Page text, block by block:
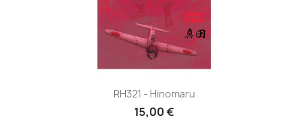
RH321 - Hinomaru
15,00 €